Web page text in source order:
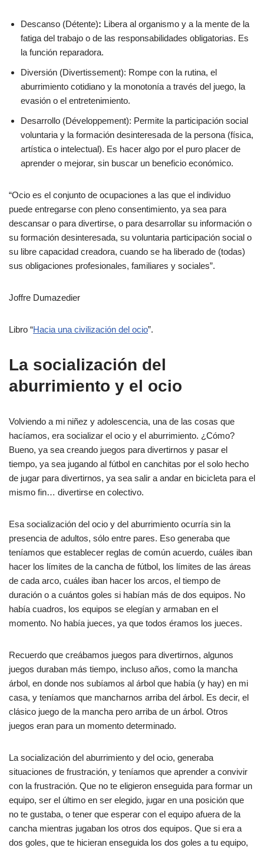
Descanso (Détente): Libera al organismo y a la mente de la
fatiga del trabajo o de las responsabilidades obligatorias. Es
la función reparadora.
Diversión (Divertissement): Rompe con la rutina, el
aburrimiento cotidiano y la monotonía a través del juego, la
evasión o el entretenimiento.
Desarrollo (Développement): Permite la participación social
voluntaria y la formación desinteresada de la persona (física,
artística o intelectual). Es hacer algo por el puro placer de
aprender o mejorar, sin buscar un beneficio económico.
“Ocio es el conjunto de ocupaciones a las que el individuo
puede entregarse con pleno consentimiento, ya sea para
descansar o para divertirse, o para desarrollar su información o
su formación desinteresada, su voluntaria participación social o
su libre capacidad creadora, cuando se ha liberado de (todas)
sus obligaciones profesionales, familiares y sociales”.
Joffre Dumazedier
Libro “Hacia una civilización del ocio”.
La socialización del
aburrimiento y el ocio
Volviendo a mi niñez y adolescencia, una de las cosas que
hacíamos, era socializar el ocio y el aburrimiento. ¿Cómo?
Bueno, ya sea creando juegos para divertirnos y pasar el
tiempo, ya sea jugando al fútbol en canchitas por el solo hecho
de jugar para divertirnos, ya sea salir a andar en bicicleta para el
mismo fin… divertirse en colectivo.
Esa socialización del ocio y del aburrimiento ocurría sin la
presencia de adultos, sólo entre pares. Eso generaba que
teníamos que establecer reglas de común acuerdo, cuáles iban
hacer los límites de la cancha de fútbol, los límites de las áreas
de cada arco, cuáles iban hacer los arcos, el tiempo de
duración o a cuántos goles si habían más de dos equipos. No
había cuadros, los equipos se elegían y armaban en el
momento. No había jueces, ya que todos éramos los jueces.
Recuerdo que creábamos juegos para divertirnos, algunos
juegos duraban más tiempo, incluso años, como la mancha
árbol, en donde nos subíamos al árbol que había (y hay) en mi
casa, y teníamos que mancharnos arriba del árbol. Es decir, el
clásico juego de la mancha pero arriba de un árbol. Otros
juegos eran para un momento determinado.
La socialización del aburrimiento y del ocio, generaba
situaciones de frustración, y teníamos que aprender a convivir
con la frustración. Que no te eligieron enseguida para formar un
equipo, ser el último en ser elegido, jugar en una posición que
no te gustaba, o tener que esperar con el equipo afuera de la
cancha mientras jugaban los otros dos equipos. Que si era a
dos goles, que te hicieran enseguida los dos goles a tu equipo,